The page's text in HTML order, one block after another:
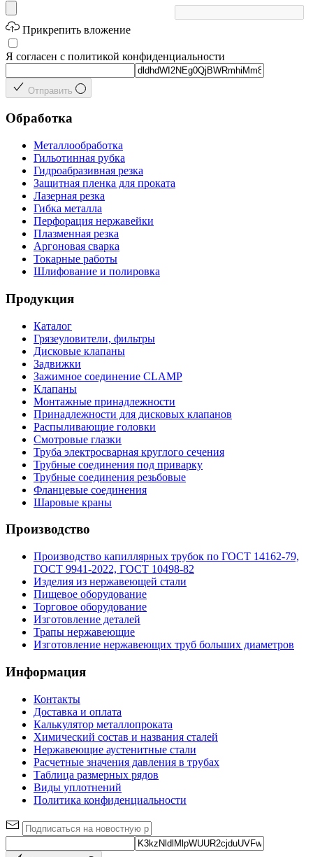
Прикрепить вложение
Я согласен с политикой конфиденциальности
Отправить
Обработка
Металлообработка
Гильотинная рубка
Гидроабразивная резка
Защитная пленка для проката
Лазерная резка
Гибка металла
Перфорация нержавейки
Плазменная резка
Аргоновая сварка
Токарные работы
Шлифование и полировка
Продукция
Каталог
Грязеуловители, фильтры
Дисковые клапаны
Задвижки
Зажимное соединение CLAMP
Клапаны
Монтажные принадлежности
Принадлежности для дисковых клапанов
Распыливающие головки
Смотровые глазки
Труба электросварная круглого сечения
Трубные соединения под приварку
Трубные соединения резьбовые
Фланцевые соединения
Шаровые краны
Производство
Производство капиллярных трубок по ГОСТ 14162-79,
ГОСТ 9941-2022, ГОСТ 10498-82
Изделия из нержавеющей стали
Пищевое оборудование
Торговое оборудование
Изготовление деталей
Трапы нержавеющие
Изготовление нержавеющих труб больших диаметров
Информация
Контакты
Доставка и оплата
Калькулятор металлопроката
Химический состав и названия сталей
Нержавеющие аустенитные стали
Расчетные значения давления в трубах
Таблица размерных рядов
Виды уплотнений
Политика конфиденциальности